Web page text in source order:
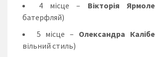
4 місце – Вікторія
батерфляй)
5 місце – Олександра
вільний стиль)